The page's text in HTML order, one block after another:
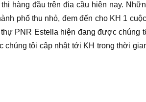
hàng đầu trên địa cầu hiện nay.
phố thu nhỏ, đem đến cho KH 1
PNR Estella hiện đang được chúng
chúng tôi cập nhật tới KH trong thời